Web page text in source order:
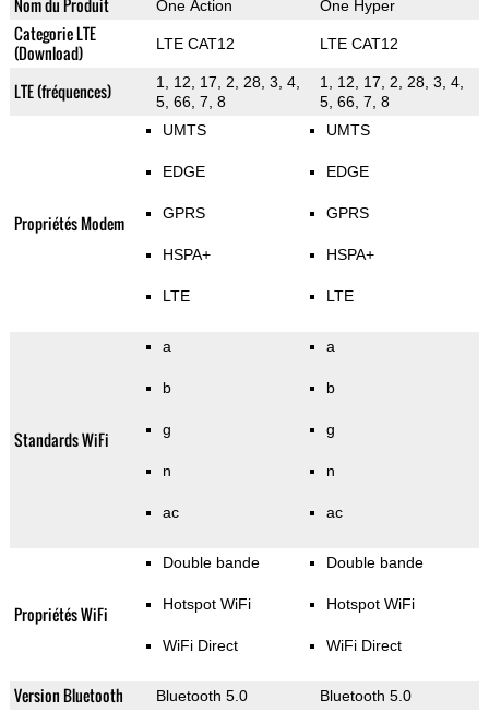
Nom du Produit One Action One Hyper
Categorie LTE
(Download)
LTE CAT12 LTE CAT12
LTE (fréquences)
1, 12, 17, 2, 28, 3, 4,
5, 66, 7, 8
1, 12, 17, 2, 28, 3, 4,
5, 66, 7, 8
Propriétés Modem
UMTS
EDGE
GPRS
HSPA+
LTE
UMTS
EDGE
GPRS
HSPA+
LTE
Standards WiFi
a
b
g
n
ac
a
b
g
n
ac
Propriétés WiFi
Double bande
Hotspot WiFi
WiFi Direct
Double bande
Hotspot WiFi
WiFi Direct
Version Bluetooth Bluetooth 5.0 Bluetooth 5.0